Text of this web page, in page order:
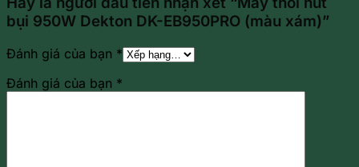
bụi 950W Dekton DK-EB950PRO (màu xám)”
Đánh giá của bạn *
Đánh giá của bạn *